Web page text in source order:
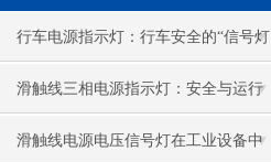
行车电源指示灯：行车安全的“信号灯
塔”
滑触线三相电源指示灯：安全与运行
的明亮指引
滑触线电源电压信号灯在工业设备中